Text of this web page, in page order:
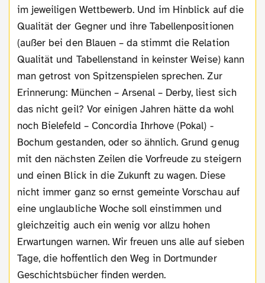
im jeweiligen Wettbewerb. Und im Hinblick auf die
Qualität der Gegner und ihre Tabellenpositionen
(außer bei den Blauen – da stimmt die Relation
Qualität und Tabellenstand in keinster Weise) kann
man getrost von Spitzenspielen sprechen. Zur
Erinnerung: München – Arsenal – Derby, liest sich
das nicht geil? Vor einigen Jahren hätte da wohl
noch Bielefeld – Concordia Ihrhove (Pokal) -
Bochum gestanden, oder so ähnlich. Grund genug
mit den nächsten Zeilen die Vorfreude zu steigern
und einen Blick in die Zukunft zu wagen. Diese
nicht immer ganz so ernst gemeinte Vorschau auf
eine unglaubliche Woche soll einstimmen und
gleichzeitig auch ein wenig vor allzu hohen
Erwartungen warnen. Wir freuen uns alle auf sieben
Tage, die hoffentlich den Weg in Dortmunder
Geschichtsbücher finden werden.